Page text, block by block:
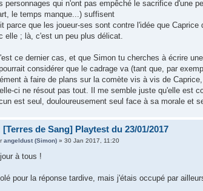
personnages qui n'ont pas empêché le sacrifice d'une
le temps manque...) suffisent
parce que les joueur-ses sont contre l'idée que
elle ; là, c'est un peu plus délicat.
ce dernier cas, et que Simon tu cherches à écrire
considérer que le cadrage va (tant que, par
à faire de plans sur la comète vis à vis de
ci ne résout pas tout. Il me semble juste qu'elle est
est seul, douloureusement seul face à sa morale et
[Terres de Sang] Playtest du 23/01/2017
angeldust (Simon) » 30 Jan 2017, 11:20
à tous !
pour la réponse tardive, mais j'étais occupé par